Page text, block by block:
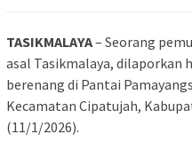
TASIKMALAYA– Seorang
asal Tasikmalaya, dilaporkan
berenang di Pantai
Kecamatan Cipatujah,
(11/1/2026).